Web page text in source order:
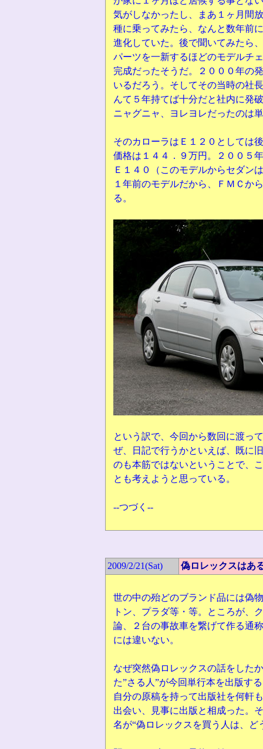
気がしなかったし、まあ１ヶ月間
種に乗ってみたら、なんと数年前
進化していた。後で聞いてみたら
パーツを一新するほどのモデルチ
完成だったそうだ。２０００年の
いるだろう。そしてその当時の社
んて５年持てば十分だと社内に発
ニャグニャ、ヨレヨレだったのは
そのカローラはＥ１２０としては
価格は１４４．９万円。２００５
Ｅ１４０（このモデルからセダン
１年前のモデルだから、ＦＭＣか
る。
という訳で、今回から数回に渡っ
ぜ、日記で行うかといえば、既に
のも本筋ではないということで、
とも考えようと思っている。
--つづく--
2009/2/21(Sat) 偽ロレックスはあ
世の中の殆どのブランド品には偽
トン、プラダ等・等。ところが、
論、２台の事故車を繋げて作る通
には違いない。
なぜ突然偽ロレックスの話をした
た”さる人”が今回単行本を出版す
自分の原稿を持って出版社を何軒
出会い、見事に出版と相成った。
名が“偽ロレックスを買う人は、ど